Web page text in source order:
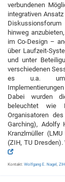
verbundenen
integrativen
hinweg
im Co-Design –
über Laufzeit-
und unter
verschiedenen
es u.a. um
Dabei wurden
beleuchtet wie
Organisatoren
Garching), Adolfy
Kranzlmüller
(ZIH, TU
Kontakt: Wolfgang E. Nagel ZIH